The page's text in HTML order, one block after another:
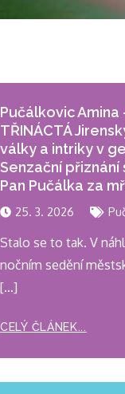
Pučálkovic Amina
TŘINÁCTÁ
války a intriky v
Senzační
Pan Pučálka za
25. 3. 2026
Stalo se to tak. V
nočním sedění
[…]
CELÝ ČLÁNEK...